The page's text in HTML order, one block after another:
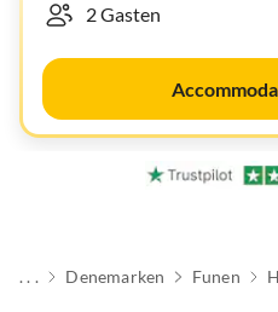
. . . Denemarken Funen